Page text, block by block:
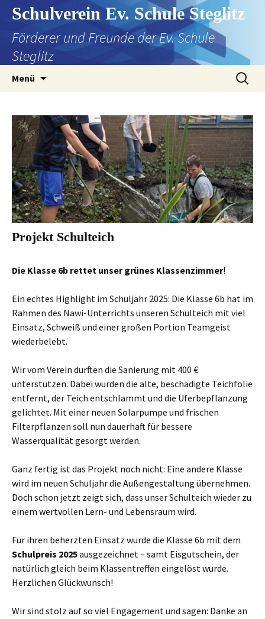
Zum
Inhalt
springen
Schulverein Ev. Schule Steglitz
Förderer und Freunde der Ev. Schule
Steglitz
Menü
Suchen
nach:
Projekt Schulteich
Die Klasse 6b rettet unser grünes Klassenzimmer!
Ein echtes Highlight im Schuljahr 2025: Die Klasse 6b hat im
Rahmen des Nawi-Unterrichts unseren Schulteich mit viel
Einsatz, Schweiß und einer großen Portion Teamgeist
wiederbelebt.
Wir vom Verein durften die Sanierung mit 400 €
unterstützen. Dabei wurden die alte, beschädigte Teichfolie
entfernt, der Teich entschlammt und die Uferbepflanzung
gelichtet. Mit einer neuen Solarpumpe und frischen
Filterpflanzen soll nun dauerhaft für bessere
Wasserqualität gesorgt werden.
Ganz fertig ist das Projekt noch nicht: Eine andere Klasse
wird im neuen Schuljahr die Außengestaltung übernehmen.
Doch schon jetzt zeigt sich, dass unser Schulteich wieder zu
einem wertvollen Lern- und Lebensraum wird.
Für ihren beherzten Einsatz wurde die Klasse 6b mit dem
Schulpreis 2025ausgezeichnet – samt Eisgutschein, der
natürlich gleich beim Klassentreffen eingelöst wurde.
Herzlichen Glückwunsch!
Wir sind stolz auf so viel Engagement und sagen: Danke an